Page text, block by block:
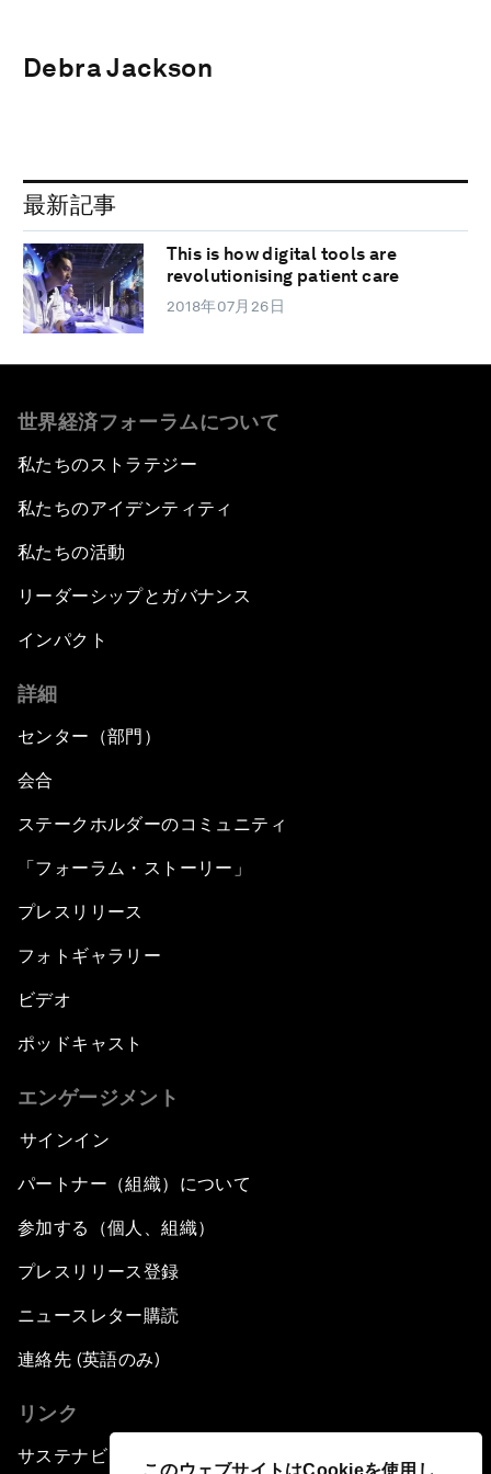
このウェブサイトはCookieを使用し
Debra Jackson
最新記事
This is how digital tools are
revolutionising patient care
2018年07月26日
世界経済フォーラムについて
私たちのストラテジー
私たちのアイデンティティ
私たちの活動
リーダーシップとガバナンス
インパクト
詳細
センター（部門）
会合
ステークホルダーのコミュニティ
「フォーラム・ストーリー」
プレスリリース
フォトギャラリー
ビデオ
ポッドキャスト
エンゲージメント
サインイン
パートナー（組織）について
参加する（個人、組織）
プレスリリース登録
ニュースレター購読
連絡先 (英語のみ)
リンク
サステナビリティへの取り組み